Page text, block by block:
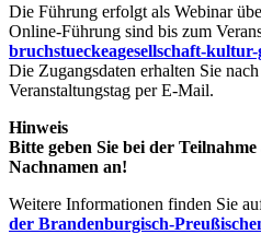
Die Führung erfolgt als Webinar
Online-Führung sind bis zum
bruchstueckeagesellschaft-kultur-
Die Zugangsdaten erhalten Sie
Veranstaltungstag per E-Mail.
Hinweis
Bitte geben Sie bei der
Nachnamen an!
Weitere Informationen finden Sie
der Brandenburgisch-